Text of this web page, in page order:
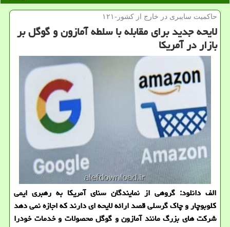
حاكمیت سایبری در خارج از كشور-۱۲۱
لایحه جدید برای مقابله با سلطه آمازون و گوگل بر
بازار در آمریکا
الف دانلود: گروهی از نمایندگان سنای آمریکا به رهبری ایمی
کلوبوچار و چاک گرسلی قصد ارائه لایحه ای دارند که اجازه نمی دهد
شرکت های بزرگ مانند آمازون و گوگل محصولات و خدمات خودرا